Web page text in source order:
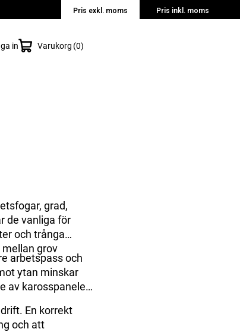
Pris exkl. moms Pris inkl. moms
in Varukorg 0
grad,
de vanliga för
och trånga
grov
arbetspass och
ytan minskar
av karosspaneler
En korrekt
och att